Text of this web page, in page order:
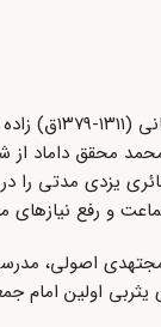
سید علی
محقق داماد
یزدی مدتی
و رفع
اولین امام